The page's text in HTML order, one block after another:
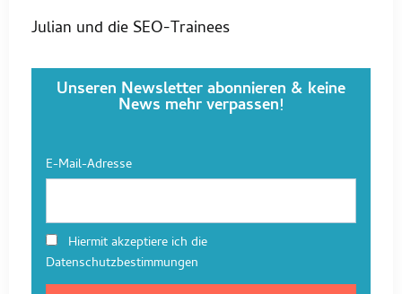
Julian und die SEO-Trainees
Unseren Newsletter abonnieren & keine
News mehr verpassen!
E-Mail-Adresse
Hiermit akzeptiere ich die
Datenschutzbestimmungen